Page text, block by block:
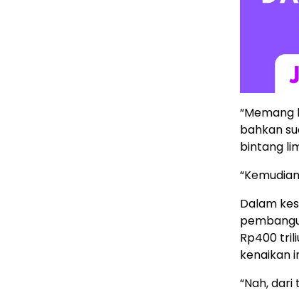
“Memang
bahkan
bintang
Dalam
Rp400
kenaikan
“Nah,